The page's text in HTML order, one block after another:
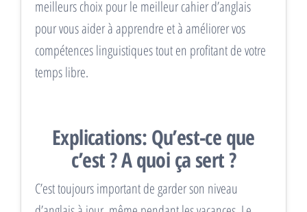
meilleurs choix pour le meilleur cahier d’anglais
pour vous aider à apprendre et à améliorer vos
compétences linguistiques tout en profitant de votre
temps libre.
Explications: Qu’est-ce que
c’est ? A quoi ça sert ?
C’est toujours important de garder son niveau